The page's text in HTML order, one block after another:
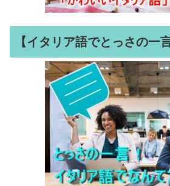
【イタリア語でとっさの一